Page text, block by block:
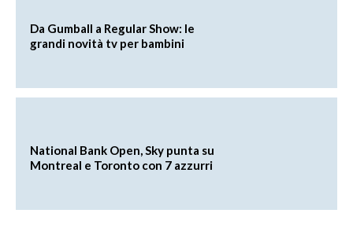
Da Gumball a Regular Show: le
grandi novità tv per bambini
National Bank Open, Sky punta su
Montreal e Toronto con 7 azzurri